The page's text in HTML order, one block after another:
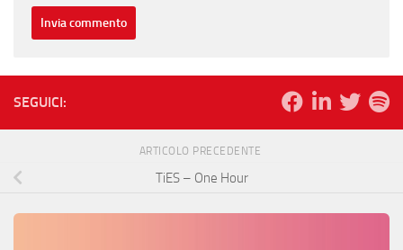
SEGUICI:
ARTICOLO PRECEDENTE
TiES – One Hour